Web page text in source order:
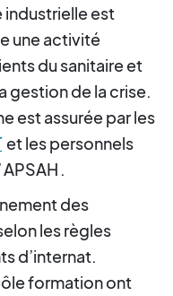
industrielle est
une activité
du sanitaire et
gestion de la crise.
est assurée par les
et les personnels
APSAH
des
les règles
d’internat.
formation ont